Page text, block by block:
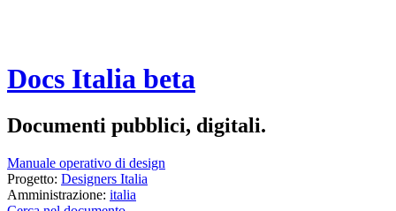
Docs Italia beta
Documenti pubblici, digitali.
Manuale operativo di design
Progetto: Designers Italia
Amministrazione: italia